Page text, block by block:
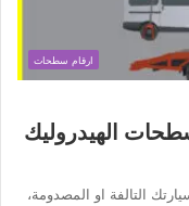
ارقام سطحات
الهيدروليك
التالفة او المصدومة،